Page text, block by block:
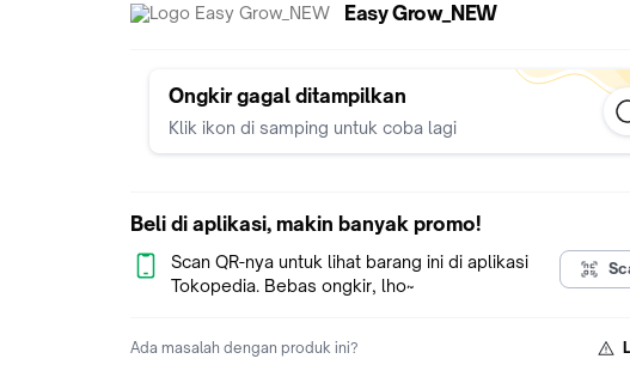
di berbagai suhu dan temperatur. Misalnya saja suhu panas
digunakan berulang-ulang dengan cara mencucinya dengan
digunakan kembali.
Di desain dengan tambahan lubang drainase yang akan
surkulasi udara dan air sehingga tanaman tumbuh lebih sehat.
dengan tangan, forklift ataupun crane. Harga EASY GROW
Planter Bag jauh lebih kompetitif jika dibandingkan dengan pot
injection ataupun Drum bekas yang biasa digunakan untuk
tambulampot.
anda ditanam langsung di kebun atau ladang, Jika merupakan
Easy Grow_NEW
Ongkir gagal ditampilkan
Klik ikon di samping untuk coba lagi
Beli di aplikasi, makin banyak promo!
Scan QR-nya untuk lihat barang ini di aplikasi
Tokopedia. Bebas ongkir, lho~
Ada masalah dengan produk ini?